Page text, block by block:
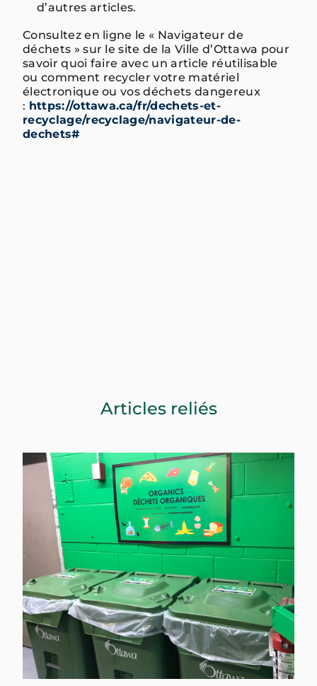
d’autres articles.
Consultez en ligne le « Navigateur de
déchets » sur le site de la Ville d’Ottawa pour
savoir quoi faire avec un article réutilisable
ou comment recycler votre matériel
électronique ou vos déchets dangereux
: https://ottawa.ca/fr/dechets-et-
recyclage/recyclage/navigateur-de-
dechets#
Articles reliés